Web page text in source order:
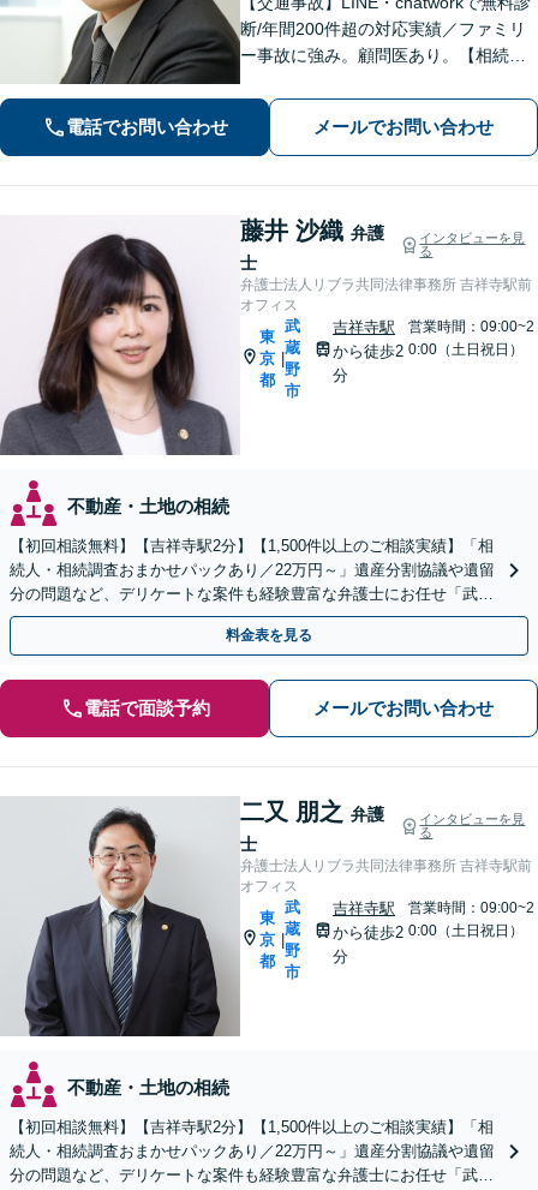
断/年間200件超の対応実績／ファミリ
ー事故に強み。顧問医あり。【相続問
続対策まで実績多数【医療機関】労務
等、平時の対応から医療過誤などの有
事対応まで
電話でお問い合わせ メールでお問い合わせ
藤井 沙織 弁護
士
インタビューを見
る
弁護士法人リブラ共同法律事務所 吉祥寺駅前
オフィス
東
京
都
|
武
蔵
野
市
吉祥寺駅
から徒歩2
分
営業時間：09:00~2
0:00（土日祝日）
不動産・土地の相続
【初回相談無料】【吉祥寺駅2分】【1,500件以上のご相談実績】「相
続人・相続調査おまかせパックあり／22万円～」遺産分割協議や遺留
分の問題など、デリケートな案件も経験豊富な弁護士にお任せ「武蔵
野市／三鷹市／小金井市／杉並区／練馬区など」
料金表を見る
電話で面談予約 メールでお問い合わせ
二又 朋之 弁護
士
インタビューを見
る
弁護士法人リブラ共同法律事務所 吉祥寺駅前
オフィス
東
京
都
|
武
蔵
野
市
吉祥寺駅
から徒歩2
分
営業時間：09:00~2
0:00（土日祝日）
不動産・土地の相続
【初回相談無料】【吉祥寺駅2分】【1,500件以上のご相談実績】「相
続人・相続調査おまかせパックあり／22万円～」遺産分割協議や遺留
分の問題など、デリケートな案件も経験豊富な弁護士にお任せ「武蔵